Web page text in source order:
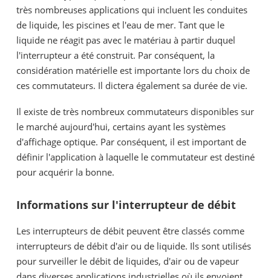
très nombreuses applications qui incluent les conduites
de liquide, les piscines et l'eau de mer. Tant que le
liquide ne réagit pas avec le matériau à partir duquel
l'interrupteur a été construit. Par conséquent, la
considération matérielle est importante lors du choix de
ces commutateurs. Il dictera également sa durée de vie.
Il existe de très nombreux commutateurs disponibles sur
le marché aujourd'hui, certains ayant les systèmes
d'affichage optique. Par conséquent, il est important de
définir l'application à laquelle le commutateur est destiné
pour acquérir la bonne.
Informations sur l'interrupteur de débit
Les interrupteurs de débit peuvent être classés comme
interrupteurs de débit d'air ou de liquide. Ils sont utilisés
pour surveiller le débit de liquides, d'air ou de vapeur